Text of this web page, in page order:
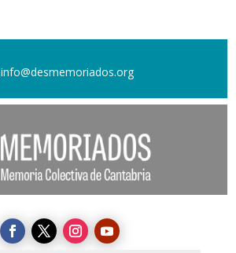
info@desmemoriados.org